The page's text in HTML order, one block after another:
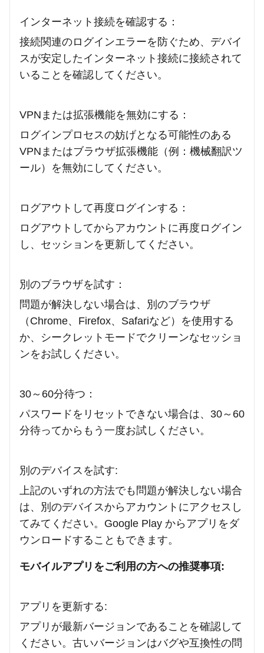
インターネット接続を確認する：
接続関連のログインエラーを防ぐため、デバイ
スが安定したインターネット接続に接続されて
いることを確認してください。
VPNまたは拡張機能を無効にする：
ログインプロセスの妨げとなる可能性のある
VPNまたはブラウザ拡張機能（例：機械翻訳ツ
ール）を無効にしてください。
ログアウトして再度ログインする：
ログアウトしてからアカウントに再度ログイン
し、セッションを更新してください。
別のブラウザを試す：
問題が解決しない場合は、別のブラウザ
（Chrome、Firefox、Safariなど）を使用する
か、シークレットモードでクリーンなセッショ
ンをお試しください。
30～60分待つ：
パスワードをリセットできない場合は、30～60
分待ってからもう一度お試しください。
別のデバイスを試す:
上記のいずれの方法でも問題が解決しない場合
は、別のデバイスからアカウントにアクセスし
てみてください。Google Play からアプリをダ
ウンロードすることもできます。
モバイルアプリをご利用の方への推奨事項:
アプリを更新する:
アプリが最新バージョンであることを確認して
ください。古いバージョンはバグや互換性の問